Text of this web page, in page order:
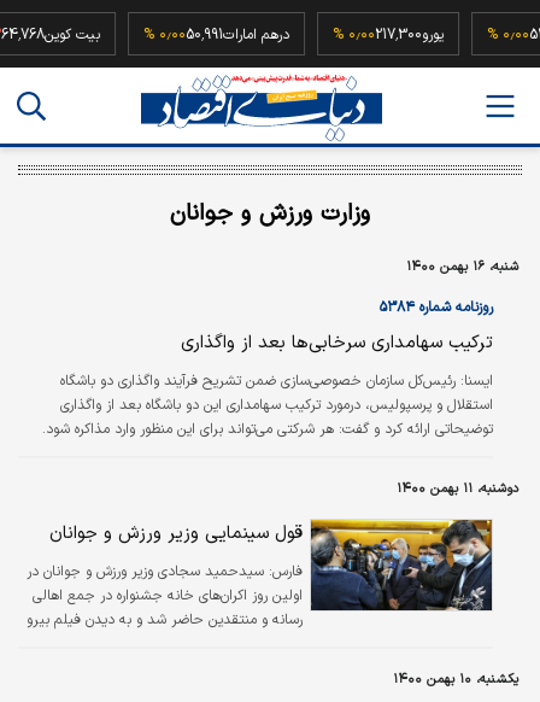
یورو217,300 درهم امارات50,991 بیت کوین
وزارت ورزش و جوانان
شنبه، ۱۶ بهمن ۱۴۰۰
روزنامه شماره ۵۳۸۴
ترکیب سهامداری سرخابی‌‌‌‌‌‌‌‌ها بعد از واگذاری
ایسنا: رئیس‌کل سازمان خصوصی‌سازی ضمن تشریح فرآیند واگذاری دو باشگاه
استقلال و پرسپولیس، درمورد ترکیب سهامداری این دو باشگاه بعد از واگذاری
توضیحاتی ارائه کرد و گفت: هر شرکتی می‌تواند برای این منظور وارد مذاکره شود.
موضوعی که درحال‌حاضر درباره واگذاری دو باشگاه استقلال و پرسپولیس اهمیت
دارد، این است که بتوانیم با تلاش همکاران در سازمان خصوصی‌سازی، سازمان بورس،
وزارت ورزش و جوانان، دو باشگاه و فدراسیون فوتبال تا پایان بهمن،…
دوشنبه، ۱۱ بهمن ۱۴۰۰
قول سینمایی وزیر ورزش و جوانان
فارس: سیدحمید سجادی وزیر ورزش و جوانان در
اولین روز اکران‌های خانه جشنواره در جمع اهالی
رسانه و منتقدین حاضر شد و به دیدن فیلم بیرو
یکشنبه، ۱۰ بهمن ۱۴۰۰